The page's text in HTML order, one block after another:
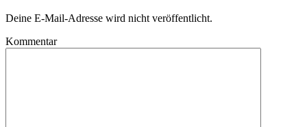
Deine E-Mail-Adresse wird nicht veröffentlicht.
Kommentar